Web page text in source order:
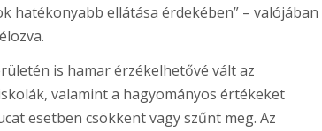
hatékonyabb ellátása érdekében” – valójában
is hamar érzékelhetővé vált az
valamint a hagyományos értékeket
esetben csökkent vagy szűnt meg. Az